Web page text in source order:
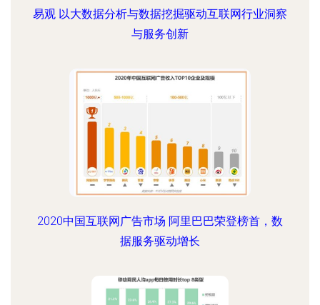
易观 以大数据分析与数据挖掘驱动互联网行业洞察
与服务创新
2020中国互联网广告市场 阿里巴巴荣登榜首，数
据服务驱动增长